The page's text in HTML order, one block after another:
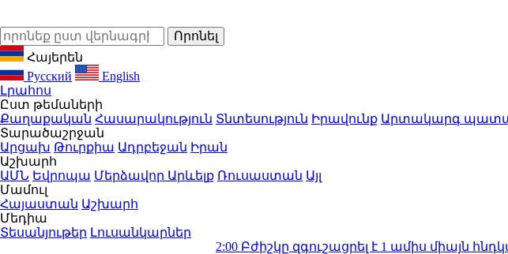
Հայերեն
Русский
English
Լրահոս
Ըստ թեմաների
Քաղաքական Հասարակություն Տնտեսություն Իրավունք Արտակարգ
Տարածաշրջան
Արցախ Թուրքիա Ադրբեջան Իրան
Աշխարհ
ԱՄՆ Եվրոպա Մերձավոր Արևելք Ռուսաստան Այլ
Մամուլ
Հայաստան Աշխարհ
Մեդիա
Տեսանյութեր Լուսանկարներ
Բժիշկը զգուշացրել է 1 ամիս միայն